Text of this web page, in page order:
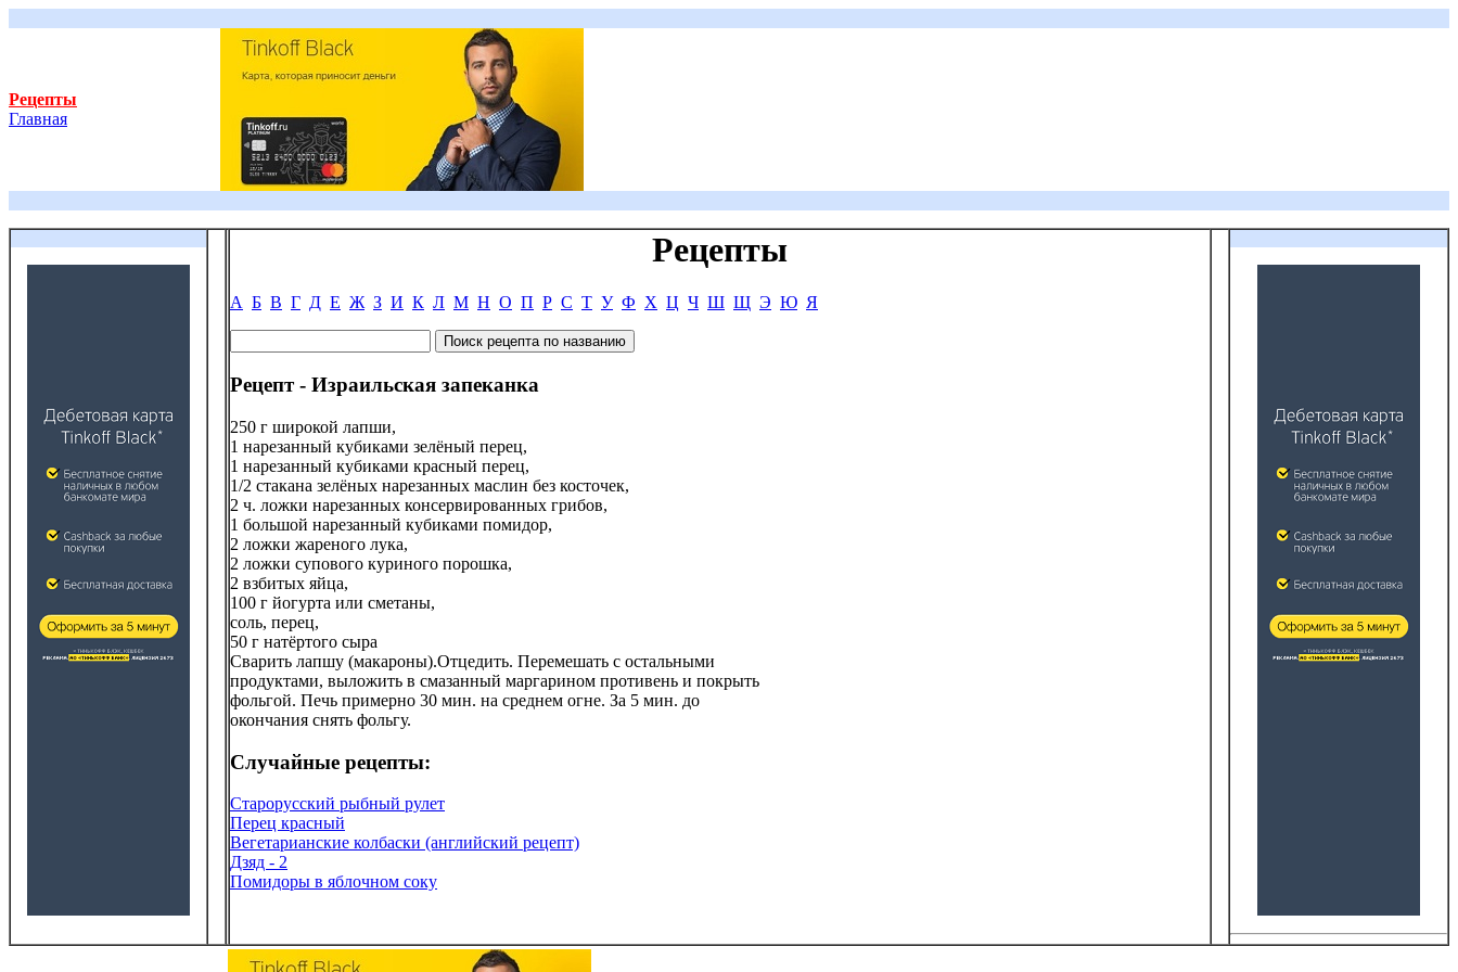
Рецепты
Главная
Рецепты
А Б В Г Д Е Ж З И К Л М Н О П Р С Т У Ф Х Ц Ч Ш Щ Э Ю Я
Рецепт - Израильская запеканка
250 г широкой лапши,
1 нарезанный кубиками зелёный перец,
1 нарезанный кубиками красный перец,
1/2 стакана зелёных нарезанных маслин без косточек,
2 ч. ложки нарезанных консервированных грибов,
1 большой нарезанный кубиками помидор,
2 ложки жареного лука,
2 ложки супового куриного порошка,
2 взбитых яйца,
100 г йогурта или сметаны,
соль, перец,
50 г натёртого сыра
Сварить лапшу (макароны).Отцедить. Перемешать с остальными
продуктами, выложить в смазанный маргарином противень и покрыть
фольгой. Печь примерно 30 мин. на среднем огне. За 5 мин. до
окончания снять фольгу.
Случайные рецепты:
Старорусский рыбный рулет
Перец красный
Вегетарианские колбаски (английский рецепт)
Дзяд - 2
Помидоры в яблочном соку